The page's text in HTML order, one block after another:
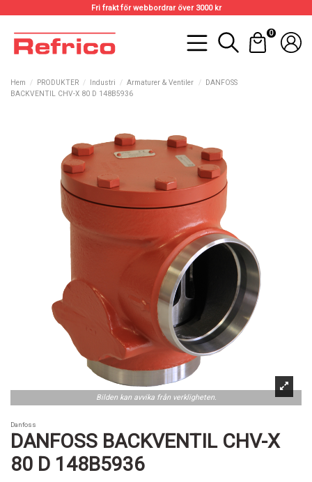
Fri frakt för webbordrar över 3000 kr
0
Hem PRODUKTER Industri Armaturer & Ventiler
DANFOSS
BACKVENTIL CHV-X 80 D 148B5936
Bilden kan avvika från verkligheten.
Danfoss
DANFOSS BACKVENTIL CHV-X
80 D 148B5936